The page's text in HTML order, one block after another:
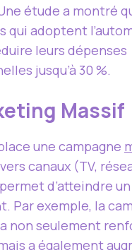
étude a montré
qui adoptent
leurs dépenses
jusqu’à 30 %.
Massif
une campagne
canaux (TV,
d’atteindre
Par exemple, la
non seulement
a également